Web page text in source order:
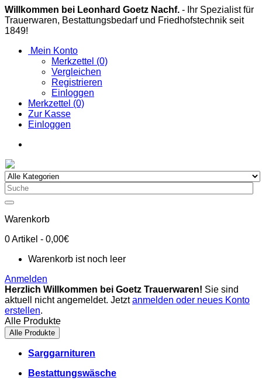
Willkommen bei Leonhard Goetz Nachf. - Ihr Spezialist für
Trauerwaren, Bestattungsbedarf und Friedhofstechnik seit
1849!
Mein Konto
Merkzettel (0)
Vergleichen
Registrieren
Einloggen
Merkzettel (0)
Zur Kasse
Einloggen
Warenkorb
0Artikel - 0,00€
Warenkorb ist noch leer
Anmelden
Herzlich Willkommen bei Goetz Trauerwaren! Sie sind
aktuell nicht angemeldet. Jetztanmelden oder neues Konto
erstellen.
Alle Produkte
Alle Produkte
Sarggarnituren
Bestattungswäsche